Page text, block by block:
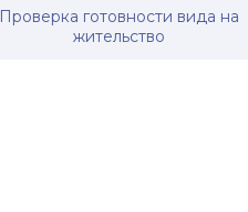
Проверка готовности вида на
жительство